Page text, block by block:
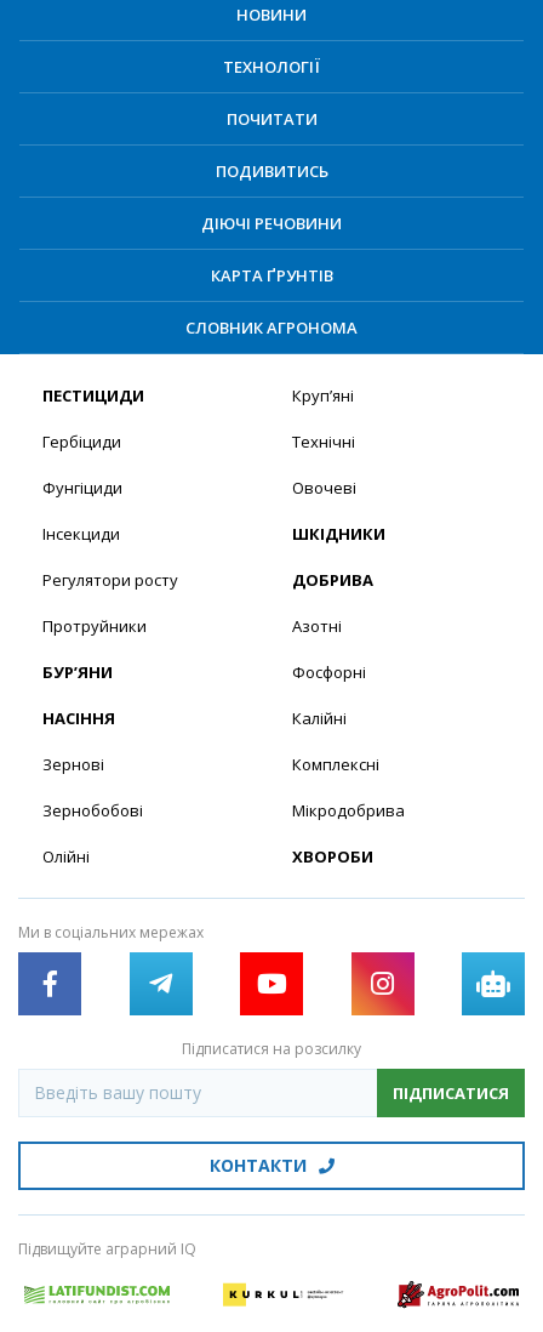
НОВИНИ
ТЕХНОЛОГІЇ
ПОЧИТАТИ
ПОДИВИТИСЬ
ДІЮЧІ РЕЧОВИНИ
КАРТА ҐРУНТІВ
СЛОВНИК АГРОНОМА
ПЕСТИЦИДИ
Гербіциди
Фунгіциди
Інсекциди
Регулятори росту
Протруйники
БУР’ЯНИ
НАСІННЯ
Зернові
Зернобобові
Олійні
Круп’яні
Технічні
Овочеві
ШКІДНИКИ
ДОБРИВА
Азотні
Фосфорні
Калійні
Комплексні
Мікродобрива
ХВОРОБИ
Ми в соціальних мережах
Підписатися на розсилку
ПІДПИСАТИСЯ
КОНТАКТИ
Підвищуйте аграрний IQ